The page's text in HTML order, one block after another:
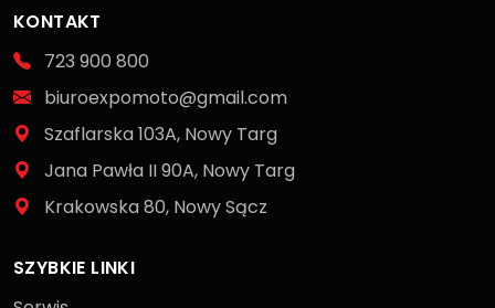
KONTAKT
723 900 800
biuroexpomoto@gmail.com
Szaflarska 103A, Nowy Targ
Jana Pawła II 90A, Nowy Targ
Krakowska 80, Nowy Sącz
SZYBKIE LINKI